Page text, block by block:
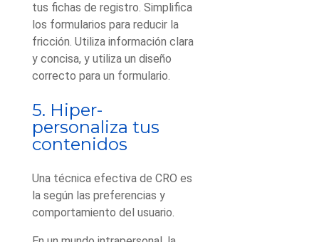
tus fichas de registro. Simplifica
los formularios para reducir la
fricción. Utiliza información clara
y concisa, y utiliza un diseño
correcto para un formulario.
5. Hiper-
personaliza tus
contenidos
Una técnica efectiva de CRO es
la según las preferencias y
comportamiento del usuario.